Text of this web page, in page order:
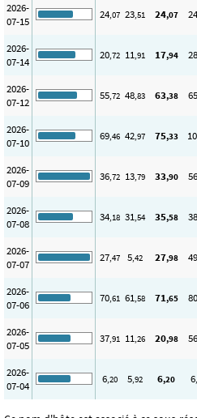
2026-
07-15
24,07 23,51 24,07 24
2026-
07-14
20,72 11,91 17,94 28
2026-
07-12
55,72 48,83 63,38 65
2026-
07-10
69,46 42,97 75,33
2026-
07-09
36,72 13,79 33,90 56
2026-
07-08
34,18 31,54 35,58 38
2026-
07-07
27,47 5,42 27,98 49
2026-
07-06
70,61 61,58 71,65 80
2026-
07-05
37,91 11,26 20,98 56
2026-
07-04
6,20 5,92 6,20 6